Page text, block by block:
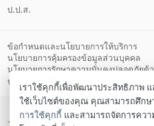
ป.ป.ส.
ข้อกำหนดและนโยบายการให้บริการ
นโยบายการคุ้มครองข้อมูลส่วนบุคคล
นโยบายการรักษาความมั่นคงปลอดภัยด้
นโยบายคุกกี้
ตั้งค่าคุกกี้
สำนักงานคณะกรรมการป้อ
เราใช้คุกกี้เพื่อพัฒนาประสิทธิภาพ
ใช้เว็บไซต์ของคุณ คุณสามารถศึกษ
การใช้คุกกี้ และสามารถจัดการคว